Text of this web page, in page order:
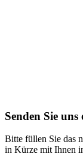
Senden Sie
Bitte füllen Sie das
in Kürze mit Ihnen